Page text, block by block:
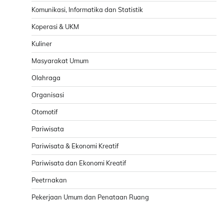
Komunikasi, Informatika dan Statistik
Koperasi & UKM
Kuliner
Masyarakat Umum
Olahraga
Organisasi
Otomotif
Pariwisata
Pariwisata & Ekonomi Kreatif
Pariwisata dan Ekonomi Kreatif
Peetrnakan
Pekerjaan Umum dan Penataan Ruang